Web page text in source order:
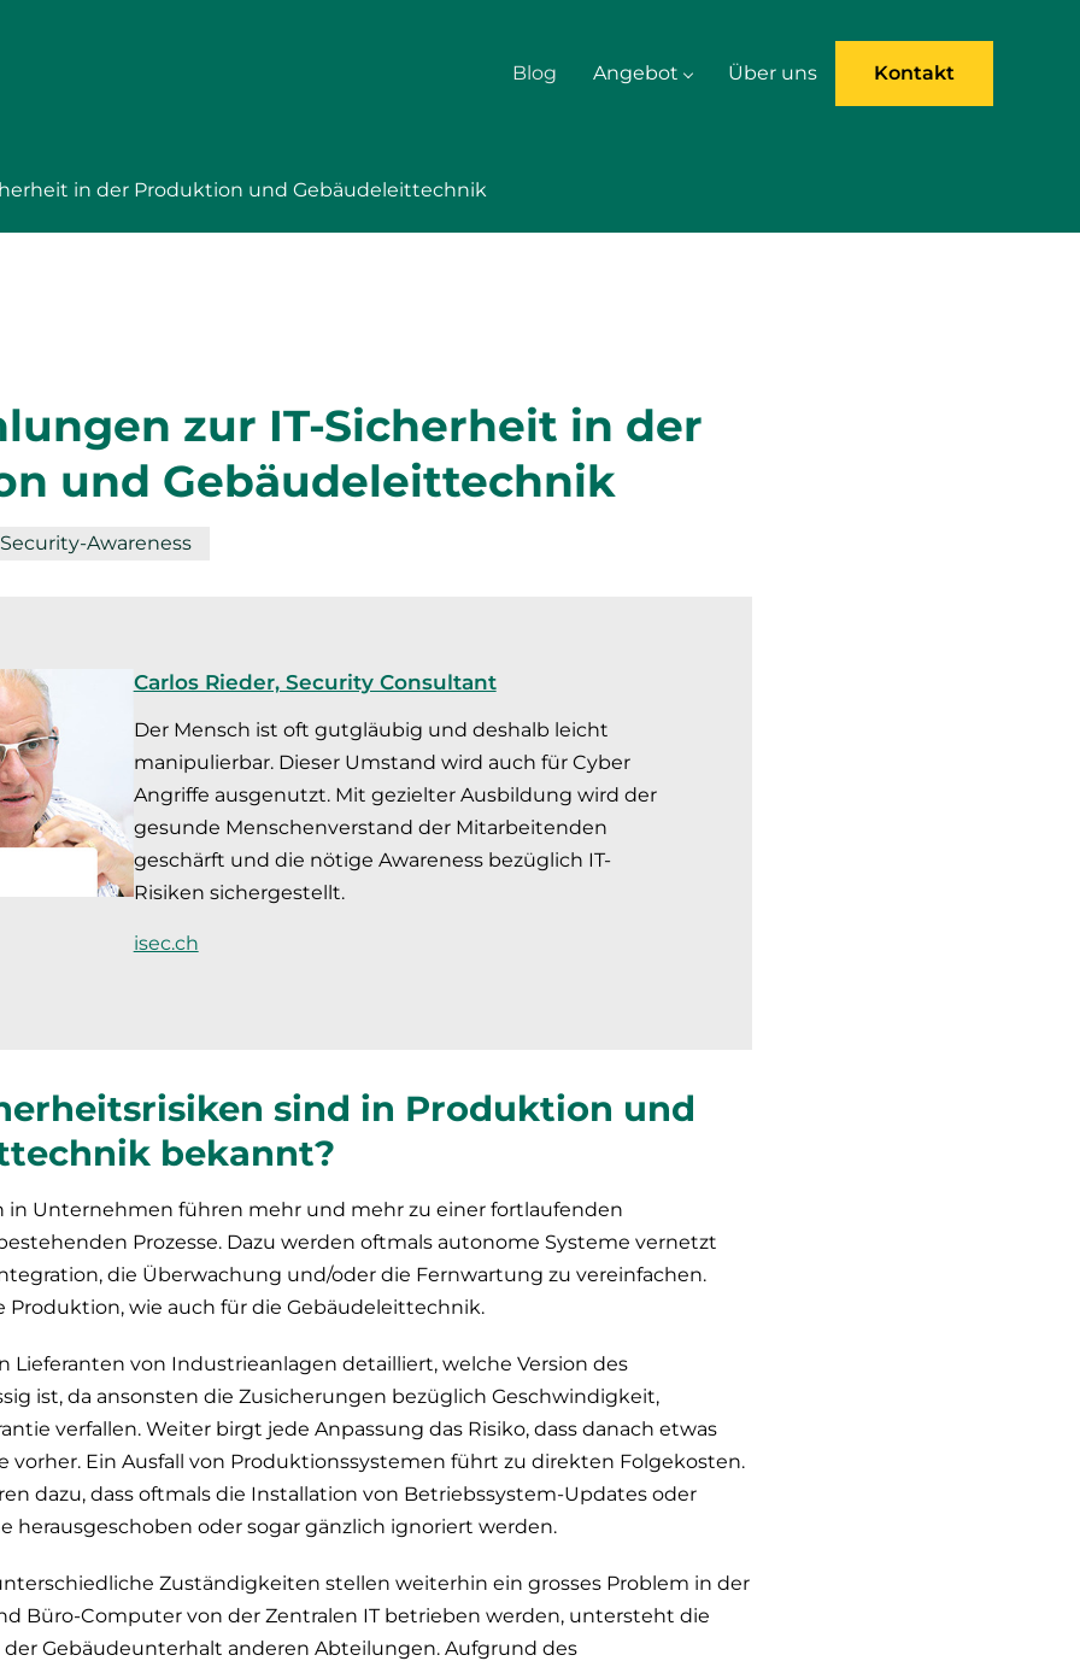
Blog
Angebot Über uns Kontakt
in der Produktion und Gebäudeleittechnik
zur IT-Sicherheit in der
und Gebäudeleittechnik
Security-Awareness
Carlos Rieder, Security Consultant
Der Mensch ist oft gutgläubig und deshalb leicht
manipulierbar. Dieser Umstand wird auch für Cyber
Angriffe ausgenutzt. Mit gezielter Ausbildung wird der
gesunde Menschenverstand der Mitarbeitenden
geschärft und die nötige Awareness bezüglich IT-
Risiken sichergestellt.
isec.ch
sind in Produktion und
bekannt?
Unternehmen führen mehr und mehr zu einer fortlaufenden
Prozesse. Dazu werden oftmals autonome Systeme vernetzt
die Überwachung und/oder die Fernwartung zu vereinfachen.
Produktion, wie auch für die Gebäudeleittechnik.
Lieferanten von Industrieanlagen detailliert, welche Version des
ist, da ansonsten die Zusicherungen bezüglich Geschwindigkeit,
verfallen. Weiter birgt jede Anpassung das Risiko, dass danach etwas
vorher. Ein Ausfall von Produktionssystemen führt zu direkten Folgekosten.
dazu, dass oftmals die Installation von Betriebssystem-Updates oder
herausgeschoben oder sogar gänzlich ignoriert werden.
Zuständigkeiten stellen weiterhin ein grosses Problem in der
Büro-Computer von der Zentralen IT betrieben werden, untersteht die
Gebäudeunterhalt anderen Abteilungen. Aufgrund des